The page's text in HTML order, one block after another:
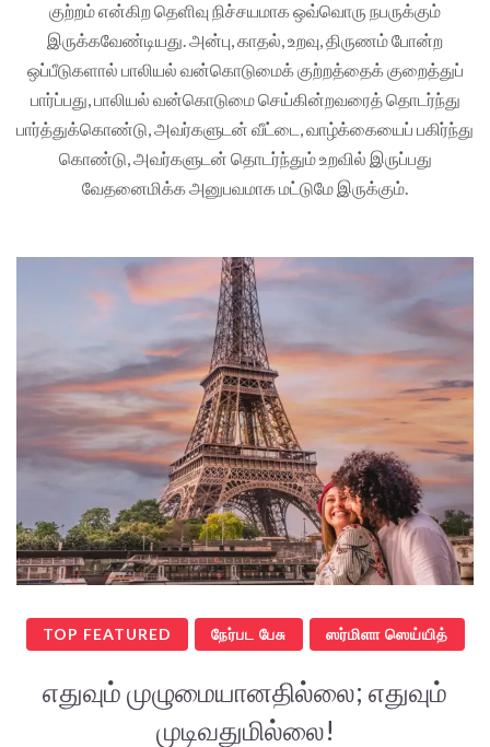
குற்றம் என்கிற தெளிவு நிச்சயமாக ஒவ்வொரு நபருக்கும்
இருக்கவேண்டியது. அன்பு, காதல், உறவு, திருணம் போன்ற
ஒப்பீடுகளால் பாலியல் வன்கொடுமைக் குற்றத்தைக் குறைத்துப்
பார்ப்பது, பாலியல் வன்கொடுமை செய்கின்றவரைத் தொடர்ந்து
பார்த்துக்கொண்டு, அவர்களுடன் வீட்டை, வாழ்க்கையைப் பகிர்ந்து
கொண்டு, அவர்களுடன் தொடர்ந்தும் உறவில் இருப்பது
வேதனைமிக்க அனுபவமாக மட்டுமே இருக்கும்.
TOP FEATURED நேர்பட பேசு ஸர்மிளா ஸெய்யித்
எதுவும் முழுமையானதில்லை; எதுவும்
முடிவதுமில்லை!